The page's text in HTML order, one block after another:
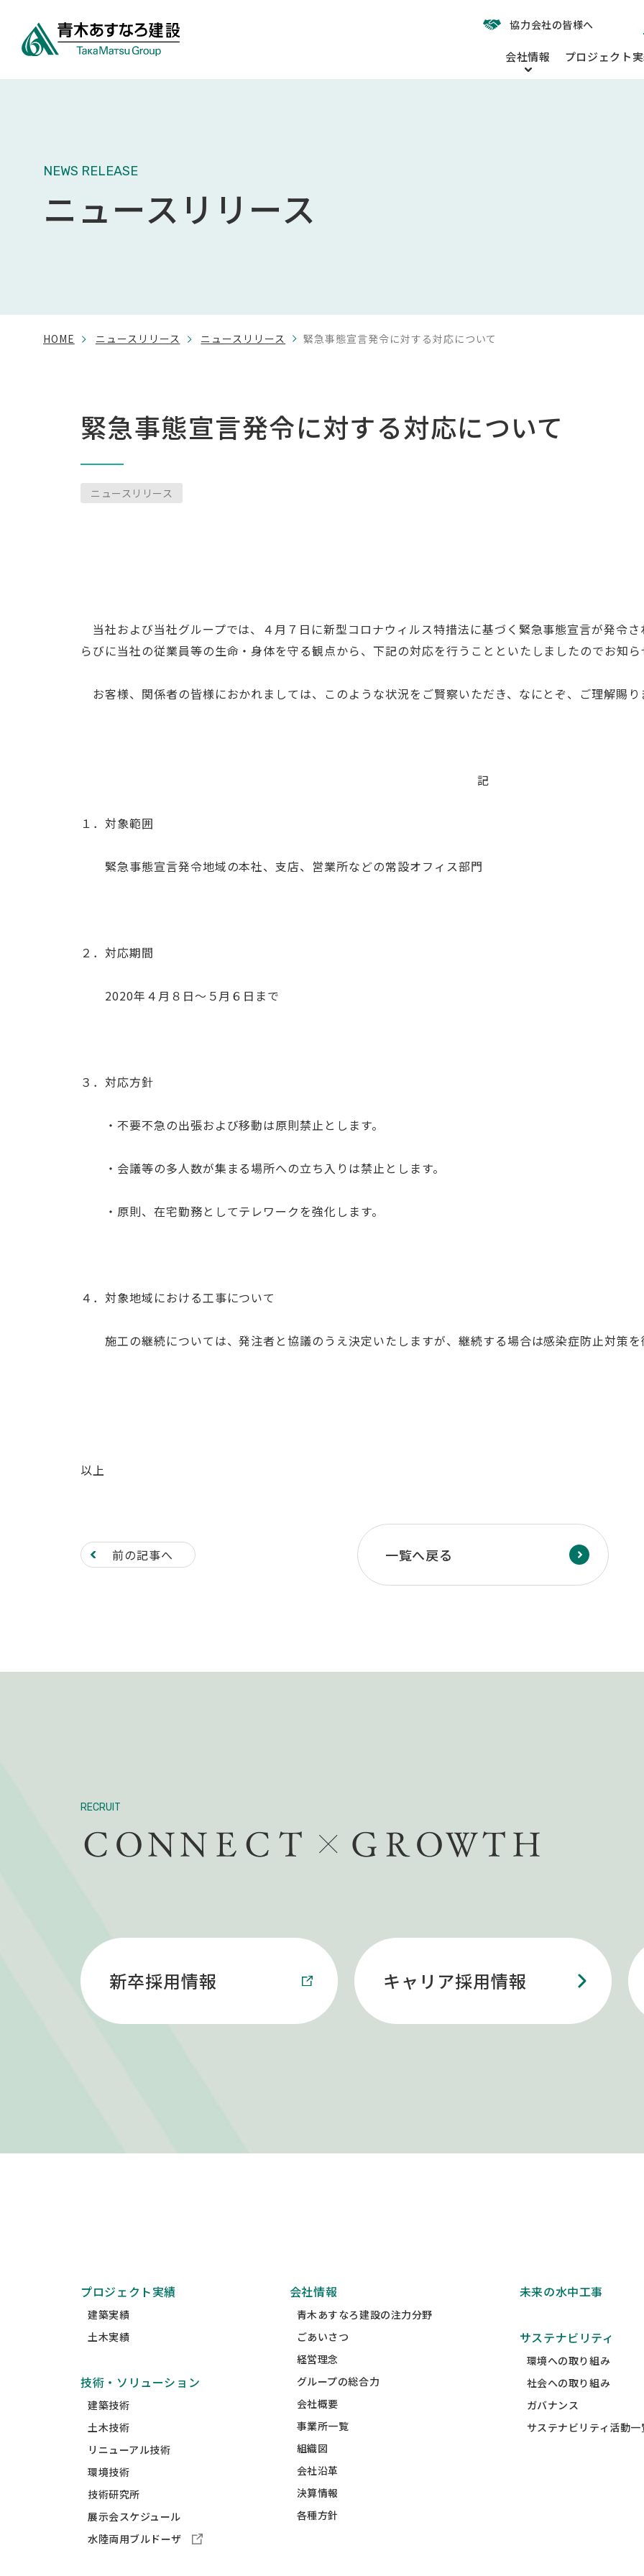
会社情報 プロジェクト
協力会社の皆様へ
NEWS RELEASE
ニュースリリース
HOME ニュースリリース ニュースリリース 緊急事態宣言発令に対する対応について
緊急事態宣言発令に対する対応について
ニュースリリース
当社および当社グループでは、４月７日に新型コロナウィルス特措法に基づく緊急事態宣言が発令
らびに当社の従業員等の生命・身体を守る観点から、下記の対応を行うことといたしましたのでお知ら
お客様、関係者の皆様におかれましては、このような状況をご賢察いただき、なにとぞ、ご理解賜り
記
１．対象範囲
緊急事態宣言発令地域の本社、支店、営業所などの常設オフィス部門
２．対応期間
2020年４月８日～５月６日まで
３．対応方針
・不要不急の出張および移動は原則禁止とします。
・会議等の多人数が集まる場所への立ち入りは禁止とします。
・原則、在宅勤務としてテレワークを強化します。
４．対象地域における工事について
施工の継続については、発注者と協議のうえ決定いたしますが、継続する場合は感染症防止対策を
以上
前の記事へ 一覧へ戻る
RECRUIT
新卒採用情報 キャリア採用情報
プロジェクト実績
建築実績
土木実績
技術・ソリューション
建築技術
土木技術
リニューアル技術
環境技術
技術研究所
展示会スケジュール
水陸両用ブルドーザ
会社情報
青木あすなろ建設の注力分野
ごあいさつ
経営理念
グループの総合力
会社概要
事業所一覧
組織図
会社沿革
決算情報
各種方針
未来の水中工事
サステナビリティ
環境への取り組み
社会への取り組み
ガバナンス
サステナビリティ活動一